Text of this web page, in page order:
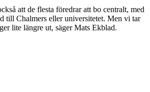
att de flesta föredrar att bo centralt, med
till Chalmers eller universitetet. Men vi tar
lite längre ut, säger Mats Ekblad.